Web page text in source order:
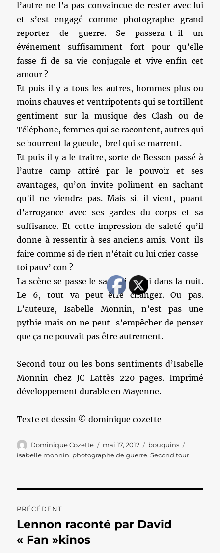
l’autre ne l’a pas convaincue de rester avec lui
et s’est engagé comme photographe grand
reporter de guerre. Se passera-t-il un
événement suffisamment fort pour qu’elle
fasse fi de sa vie conjugale et vive enfin cet
amour ?
Et puis il y a tous les autres, hommes plus ou
moins chauves et ventripotents qui se tortillent
gentiment sur la musique des Clash ou de
Téléphone, femmes qui se racontent, autres qui
se bourrent la gueule, bref qui se marrent.
Et puis il y a le traitre, sorte de Besson passé à
l’autre camp attiré par le pouvoir et ses
avantages, qu’on invite poliment en sachant
qu’il ne viendra pas. Mais si, il vient, puant
d’arrogance avec ses gardes du corps et sa
suffisance. Et cette impression de saleté qu’il
donne à ressentir à ses anciens amis. Vont-ils
faire comme si de rien n’était ou lui crier casse-
toi pauv’ con ?
La scène se passe le samedi 5 mai dans la nuit.
Le 6, tout va peut-être changer. Ou pas.
L’auteure, Isabelle Monnin, n’est pas une
pythie mais on ne peut s’empêcher de penser
que ça ne pouvait pas être autrement.
Second tour ou les bons sentiments d’Isabelle
Monnin chez JC Lattès 220 pages. Imprimé
développement durable en Mayenne.
Texte et dessin © dominique cozette
Auteur
Dominique Cozette
Publié
le
mai 17, 2012 Catégories
bouquins
isabelle monnin, photographe de guerre,Second tour
de
l’article
PRÉCÉDENT
Publication
précédente :
Lennon raconté par David
« Fan »kinos